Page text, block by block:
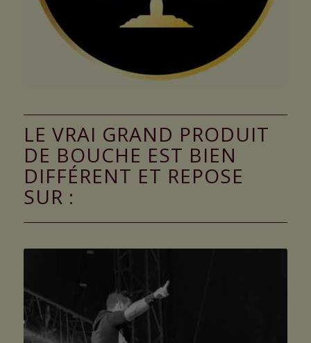
LE VRAI GRAND PRODUIT
DE BOUCHE EST BIEN
DIFFÉRENT ET REPOSE
SUR :